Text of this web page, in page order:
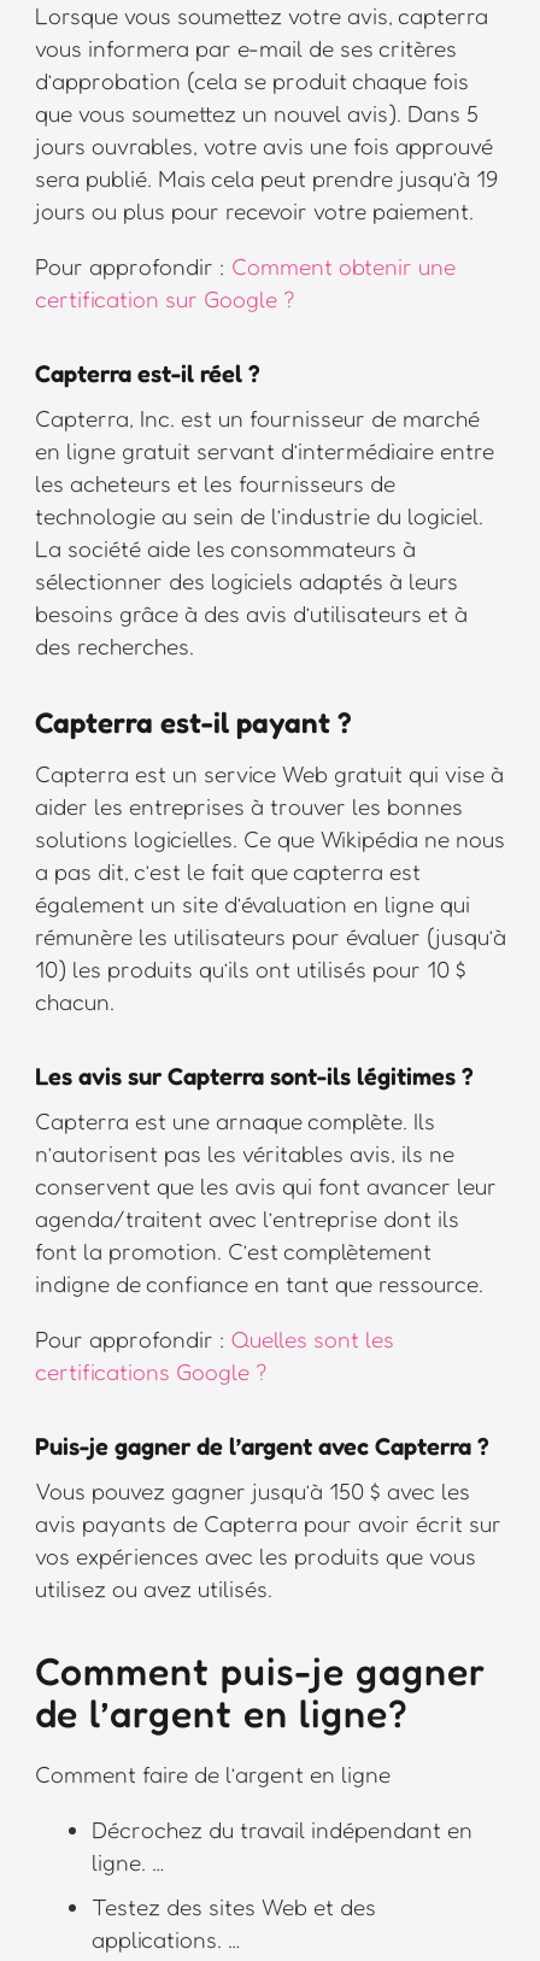
Lorsque vous soumettez votre avis, capterra
vous informera par e-mail de ses critères
d’approbation (cela se produit chaque fois
que vous soumettez un nouvel avis). Dans 5
jours ouvrables, votre avis une fois approuvé
sera publié. Mais cela peut prendre jusqu’à 19
jours ou plus pour recevoir votre paiement.
Pour approfondir : Comment obtenir une
certification sur Google ?
Capterra est-il réel ?
Capterra, Inc. est un fournisseur de marché
en ligne gratuit servant d’intermédiaire entre
les acheteurs et les fournisseurs de
technologie au sein de l’industrie du logiciel.
La société aide les consommateurs à
sélectionner des logiciels adaptés à leurs
besoins grâce à des avis d’utilisateurs et à
des recherches.
Capterra est-il payant ?
Capterra est un service Web gratuit qui vise à
aider les entreprises à trouver les bonnes
solutions logicielles. Ce que Wikipédia ne nous
a pas dit, c’est le fait que capterra est
également un site d’évaluation en ligne qui
rémunère les utilisateurs pour évaluer (jusqu’à
10) les produits qu’ils ont utilisés pour 10 $
chacun.
Les avis sur Capterra sont-ils légitimes ?
Capterra est une arnaque complète. Ils
n’autorisent pas les véritables avis, ils ne
conservent que les avis qui font avancer leur
agenda/traitent avec l’entreprise dont ils
font la promotion. C’est complètement
indigne de confiance en tant que ressource.
Pour approfondir : Quelles sont les
certifications Google ?
Puis-je gagner de l’argent avec Capterra ?
Vous pouvez gagner jusqu’à 150 $ avec les
avis payants de Capterra pour avoir écrit sur
vos expériences avec les produits que vous
utilisez ou avez utilisés.
Comment puis-je gagner
de l’argent en ligne?
Comment faire de l’argent en ligne
Décrochez du travail indépendant en
ligne. …
Testez des sites Web et des
applications. …